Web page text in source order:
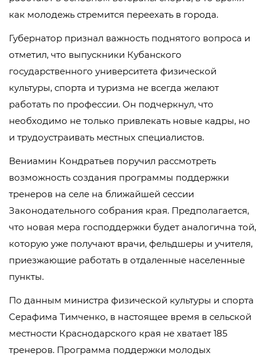
как молодежь стремится переехать в города.
Губернатор признал важность поднятого вопроса и
отметил, что выпускники Кубанского
государственного университета физической
культуры, спорта и туризма не всегда желают
работать по профессии. Он подчеркнул, что
необходимо не только привлекать новые кадры, но
и трудоустраивать местных специалистов.
Вениамин Кондратьев поручил рассмотреть
возможность создания программы поддержки
тренеров на селе на ближайшей сессии
Законодательного собрания края. Предполагается,
что новая мера господдержки будет аналогична той,
которую уже получают врачи, фельдшеры и учителя,
приезжающие работать в отдаленные населенные
пункты.
По данным министра физической культуры и спорта
Серафима Тимченко, в настоящее время в сельской
местности Краснодарского края не хватает 185
тренеров. Программа поддержки молодых